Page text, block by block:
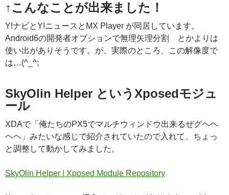
↑こんなことが出来ました！
Y!ナビとY!ニュースとMX Player が同居しています。
Android6の開発者オプションで無理矢理分割 とかよりは
使い出がありそうです。が、実際のところ、この解像度で
は…(^_^;
SkyOlin Helper というXposedモジュ
ール
XDAで「俺たちのPX5でマルチウィンドウ出来るぜグヘヘ
ヘヘ」みたいな感じで紹介されていたので入れて、ちょっ
と調整して動かしてみました。
SkyOlin Helper | Xposed Module Repository